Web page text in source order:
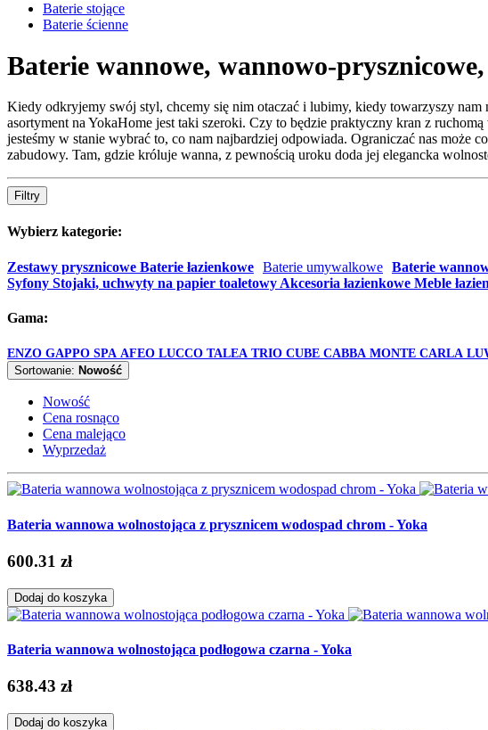
Baterie stojące
Baterie ścienne
Baterie wannowe, wannowo-prysznicowe,
Kiedy odkryjemy swój styl, chcemy się nim otaczać i lubimy, kiedy towarzyszy
asortyment na YokaHome jest taki szeroki. Czy to będzie praktyczny kran z
jesteśmy w stanie wybrać to, co nam najbardziej odpowiada. Ograniczać nas może
zabudowy. Tam, gdzie króluje wanna, z pewnością uroku doda jej elegancka
Filtry
Wybierz kategorie:
Zestawy prysznicowe Baterie łazienkowe Baterie umywalkowe Baterie
Syfony Stojaki, uchwyty na papier toaletowy Akcesoria łazienkowe Meble
Gama:
ENZO GAPPO SPA AFEO LUCCO TALEA TRIO CUBE CABBA MONTE CARLA
Sortowanie: Nowość
Nowość
Cena rosnąco
Cena malejąco
Wyprzedaż
Bateria wannowa wolnostojąca z prysznicem wodospad chrom - Yoka
600.31 zł
Dodaj do koszyka
Bateria wannowa wolnostojąca podłogowa czarna - Yoka
638.43 zł
Dodaj do koszyka